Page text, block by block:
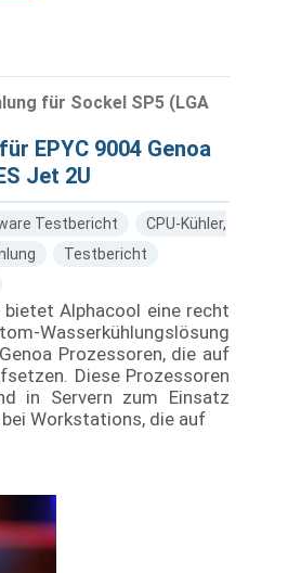
für Sockel SP5 (LGA
EPYC 9004 Genoa
Jet 2U
Testbericht
CPU-Kühler,
Testbericht
Alphacool eine recht
Wasserkühlungslösung
Prozessoren, die auf
Diese Prozessoren
in Servern zum Einsatz
Workstations, die auf